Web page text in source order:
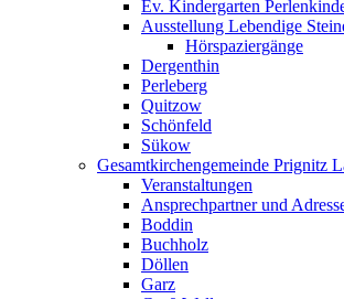
Ev. Kindergarten
Ausstellung Lebendige
Hörspaziergänge
Dergenthin
Perleberg
Quitzow
Schönfeld
Sükow
Gesamtkirchengemeinde Prignitz
Veranstaltungen
Ansprechpartner und
Boddin
Buchholz
Döllen
Garz